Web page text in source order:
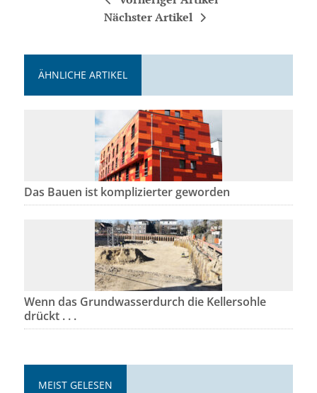
Nächster Artikel
ÄHNLICHE ARTIKEL
Das Bauen ist komplizierter geworden
Wenn das Grundwasserdurch die Kellersohle
drückt . . .
MEIST GELESEN